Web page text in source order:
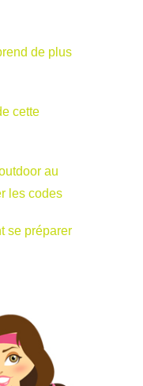
de plus
cette
au
les codes
se préparer